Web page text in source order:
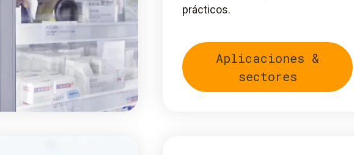
prácticos.
Aplicaciones &
sectores